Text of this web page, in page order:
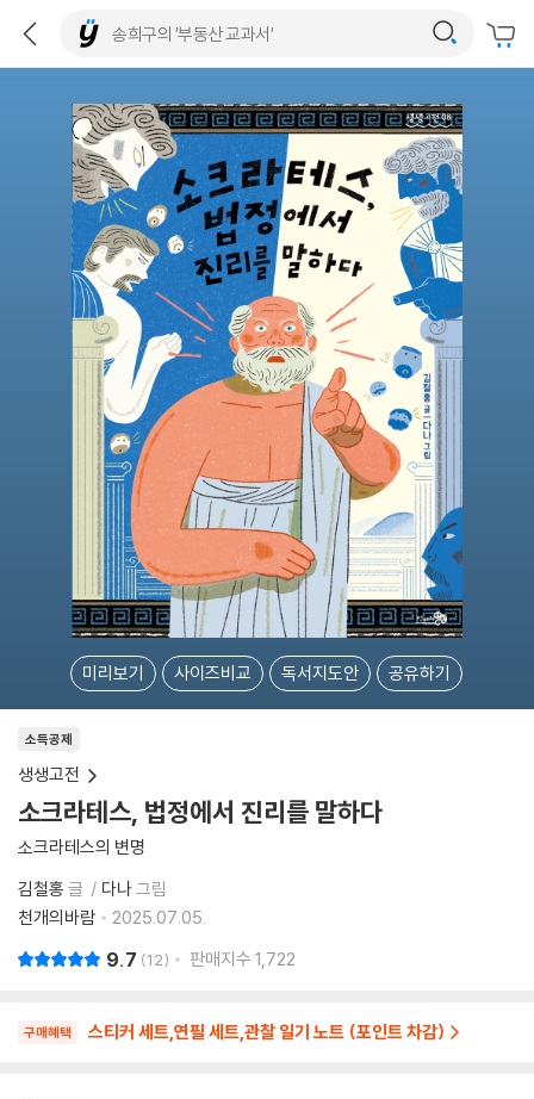
미리보기 사이즈비교 독서지도안 공유하기
소득공제
생생고전
소크라테스, 법정에서 진리를 말하다
소크라테스의 변명
김철홍 글 다나그림
천개의바람
2025.07.05.
9.7 12 판매지수 1,722
구매혜택 스티커 세트,연필 세트,관찰 일기 노트 (포인트 차감)